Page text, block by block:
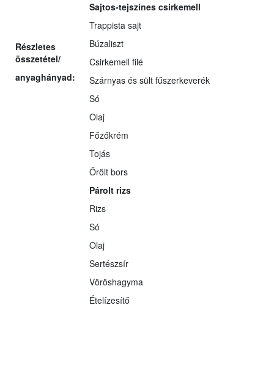
Részletes
összetétel/
anyaghányad:
Sajtos-tejszínes csirkemell
Trappista sajt
Búzaliszt
Csirkemell filé
Szárnyas és sült fűszerkeverék
Só
Olaj
Főzőkrém
Tojás
Őrölt bors
Párolt rizs
Rizs
Só
Olaj
Sertészsír
Vöröshagyma
Ételízesítő